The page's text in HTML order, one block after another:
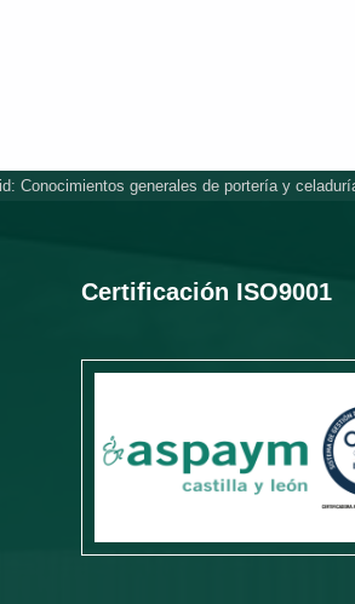
Conocimientos generales de portería y
Certificación ISO9001